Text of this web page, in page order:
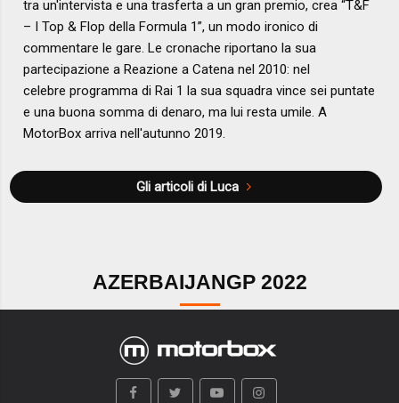
tra un'intervista e una trasferta a un gran premio, crea “T&F
– I Top & Flop della Formula 1”, un modo ironico di
commentare le gare. Le cronache riportano la sua
partecipazione a Reazione a Catena nel 2010: nel
celebre programma di Rai 1 la sua squadra vince sei puntate
e una buona somma di denaro, ma lui resta umile. A
MotorBox arriva nell'autunno 2019.
Gli articoli di Luca
AZERBAIJANGP 2022